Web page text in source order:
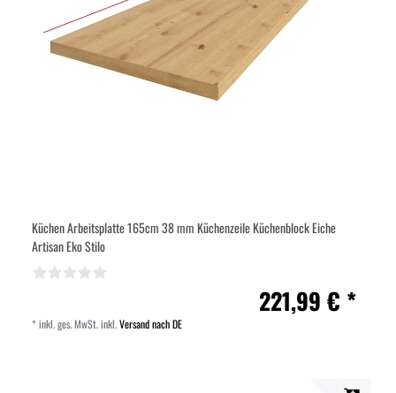
Küchen Arbeitsplatte 165cm 38 mm Küchenzeile Küchenblock Eiche
Artisan Eko Stilo
221,99 € *
*inkl. ges. MwSt.inkl.Versand nach DE